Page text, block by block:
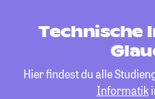
Technische
Hier findest du alle
Informatik